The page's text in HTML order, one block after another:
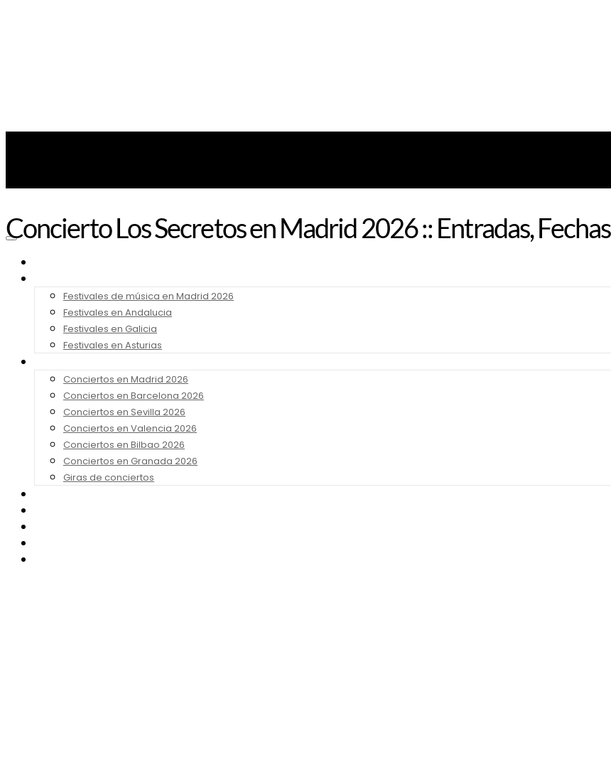
Festivales de música en Madrid 2026
Festivales en Andalucia
Festivales en Galicia
Festivales en Asturias
Conciertos en Madrid 2026
Conciertos en Barcelona 2026
Conciertos en Sevilla 2026
Conciertos en Valencia 2026
Conciertos en Bilbao 2026
Conciertos en Granada 2026
Giras de conciertos
Concierto Los Secretos en Madrid 2026 :: Entradas, Fechas